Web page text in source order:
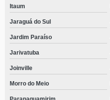
Itaum
Jaraguá do Sul
Jardim Paraíso
Jarivatuba
Joinville
Morro do Meio